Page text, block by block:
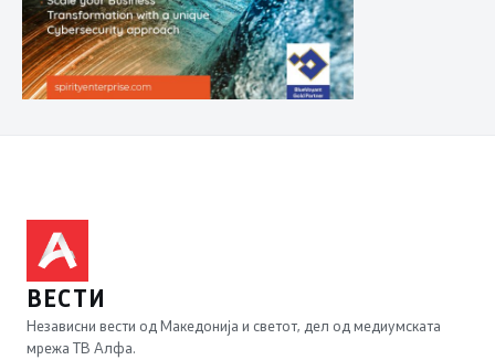
ВЕСТИ
Независни вести од Македонија и светот, дел од медиумската
мрежа ТВ Алфа.